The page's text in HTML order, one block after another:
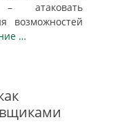
– атаковать
возможностей
…